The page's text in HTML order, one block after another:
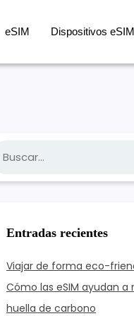
eSIM Dispositivos eSIM
Entradas recientes
Viajar de forma eco-
Cómo las eSIM ayudan a
huella de carbono